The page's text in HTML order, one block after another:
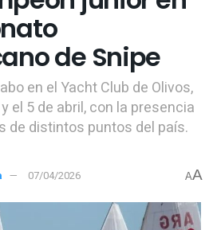
de Snipe
en el Yacht Club de Olivos,
el 5 de abril, con la presencia
de distintos puntos del país.
07/04/2026 AA